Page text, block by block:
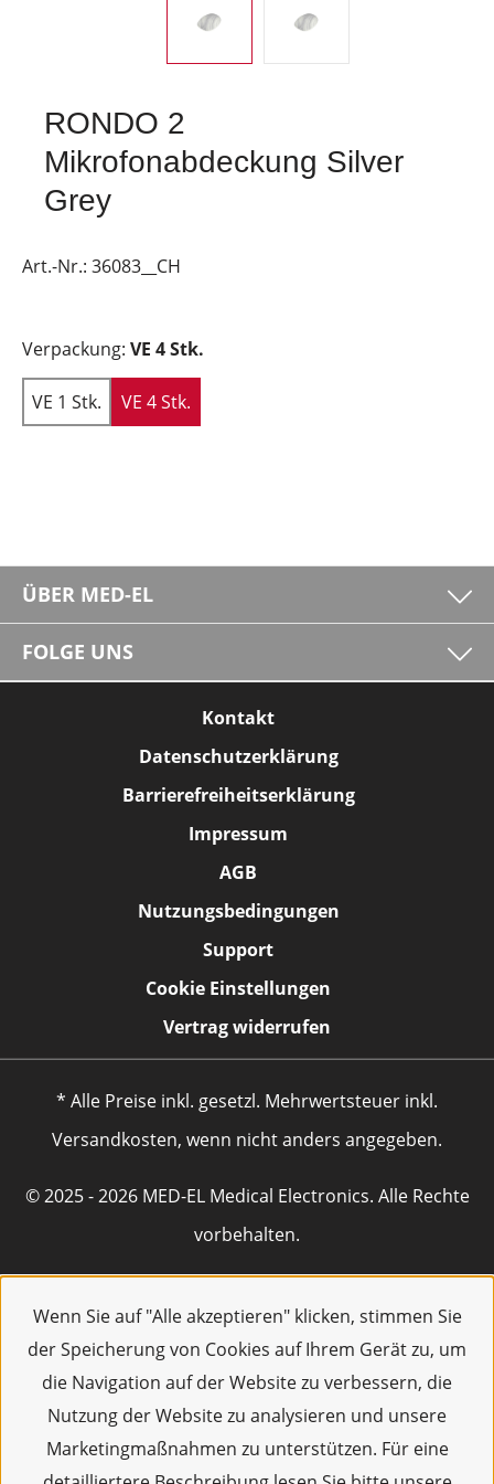
Wenn Sie auf "Alle akzeptieren" klicken, stimmen Sie
der Speicherung von Cookies auf Ihrem Gerät zu, um
die Navigation auf der Website zu verbessern, die
Nutzung der Website zu analysieren und unsere
Marketingmaßnahmen zu unterstützen. Für eine
RONDO 2
Mikrofonabdeckung Silver
Grey
Art.-Nr.: 36083__CH
Verpackung: VE 4 Stk.
VE 1 Stk. VE 4 Stk.
ÜBER MED-EL
FOLGE UNS
Kontakt
Datenschutzerklärung
Barrierefreiheitserklärung
Impressum
AGB
Nutzungsbedingungen
Support
Cookie Einstellungen
Vertrag widerrufen
* Alle Preise inkl. gesetzl. Mehrwertsteuer inkl.
Versandkosten, wenn nicht anders angegeben.
© 2025 - 2026 MED-EL Medical Electronics. Alle Rechte
vorbehalten.